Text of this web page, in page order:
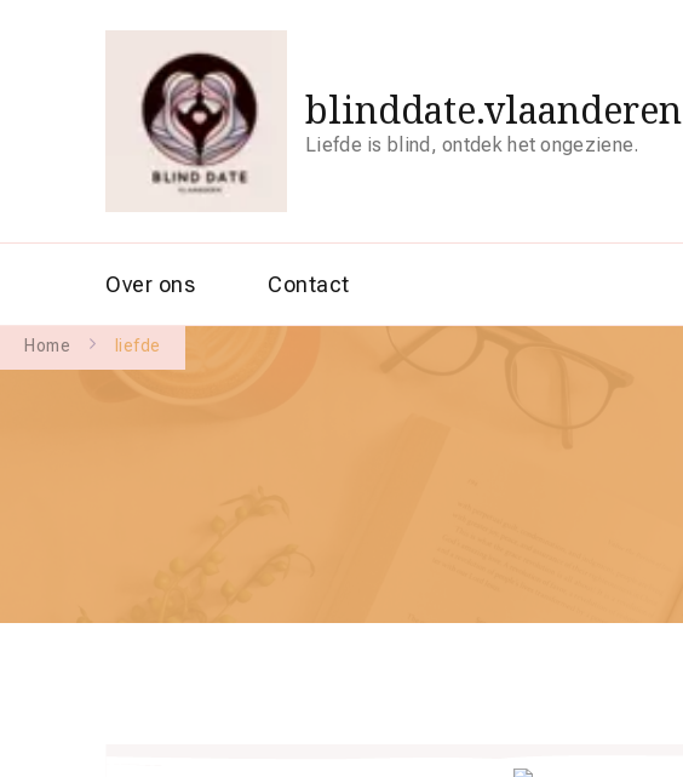
blinddate.vlaanderen
Liefde is blind, ontdek het ongeziene.
Over ons Contact
Home liefde